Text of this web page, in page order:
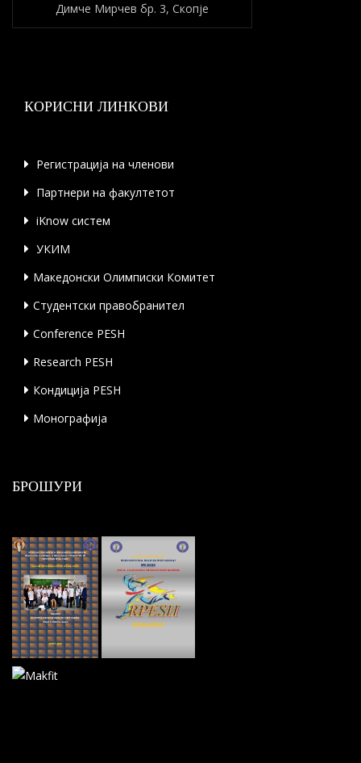
Димче Мирчев бр. 3, Скопје
КОРИСНИ ЛИНКОВИ
Регистрација на членови
Партнери на факултетот
iKnow систем
УКИМ
Македонски Олимписки Комитет
Студентски правобранител
Conference PESH
Research PESH
Кондиција PESH
Монографија
БРОШУРИ